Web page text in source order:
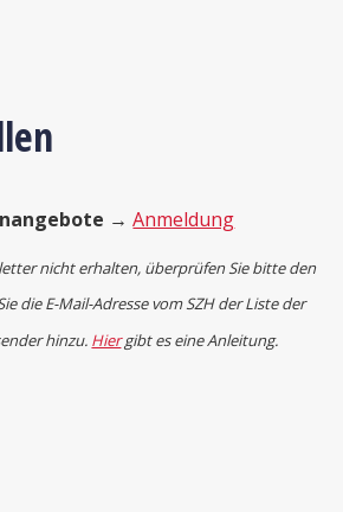
→Anmeldung
nicht erhalten, überprüfen Sie bitte den
die E-Mail-Adresse vom SZH der Liste der
hinzu. Hiergibt es eine Anleitung.